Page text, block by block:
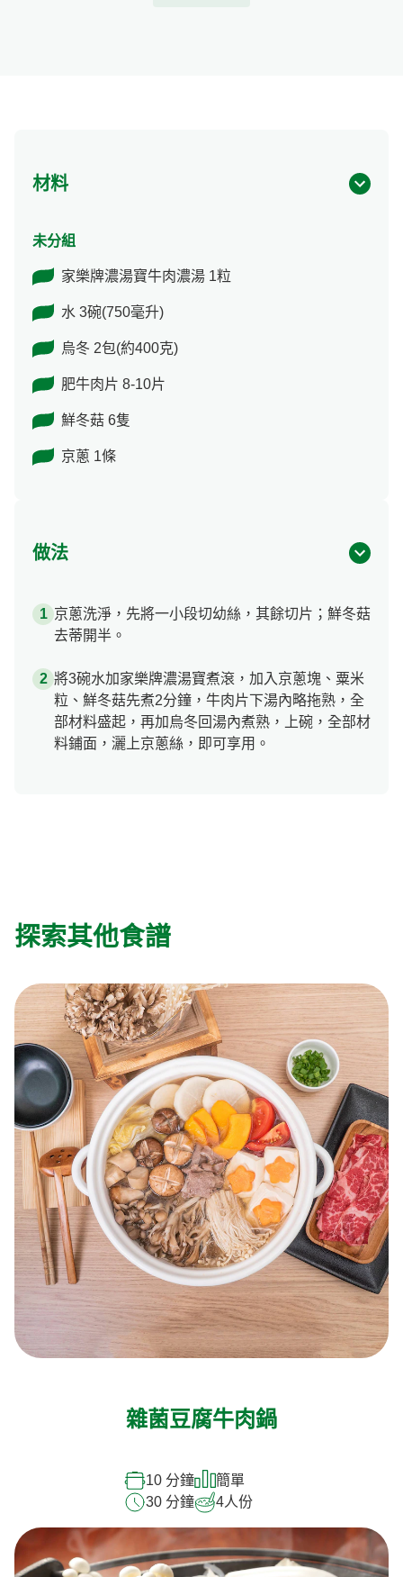
材料
未分組
家樂牌濃湯寶牛肉濃湯 1粒
水 3碗(750毫升)
烏冬 2包(約400克)
肥牛肉片 8-10片
鮮冬菇 6隻
京蔥 1條
做法
京蔥洗淨，先將一小段切幼絲，其餘切片；鮮冬菇
去蒂開半。
將3碗水加家樂牌濃湯寶煮滾，加入京蔥塊、粟米
粒、鮮冬菇先煮2分鐘，牛肉片下湯內略拖熟，全
部材料盛起，再加烏冬回湯內煮熟，上碗，全部材
料鋪面，灑上京蔥絲，即可享用。
探索其他食譜
雜菌豆腐牛肉鍋
10 分鐘
簡單
30 分鐘
4人份